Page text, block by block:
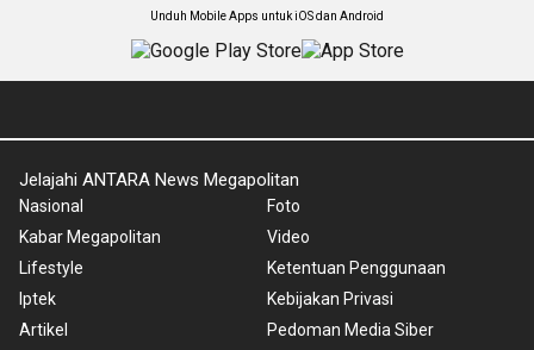
Unduh Mobile Apps untuk iOS dan Android
Jelajahi ANTARA News Megapolitan
Nasional
Kabar Megapolitan
Lifestyle
Iptek
Artikel
Foto
Video
Ketentuan Penggunaan
Kebijakan Privasi
Pedoman Media Siber